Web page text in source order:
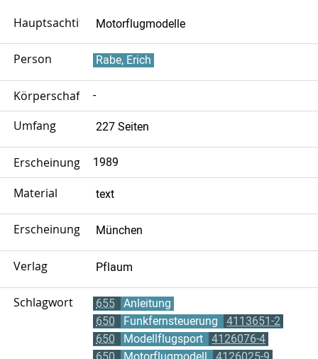
Hauptsachtitel Motorflugmodelle
Person Rabe, Erich
Körperschaft -
Umfang 227 Seiten
Erscheinungsjahr
1989
Material text
ErscheinungsortMünchen
Verlag Pflaum
Schlagwort 655
Anleitung
650
Funkfernsteuerung
4113651-2
650
Modellflugsport
4126076-4